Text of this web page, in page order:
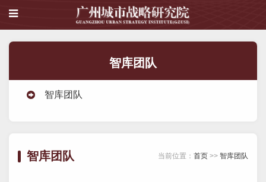
智库团队
智库团队
智库团队 当前位置： 首页 >> 智库团队